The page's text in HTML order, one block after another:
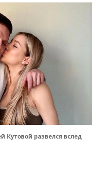
Кутовой развелся вслед